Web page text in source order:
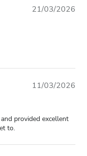
21/03/2026
11/03/2026
provided excellent
to.